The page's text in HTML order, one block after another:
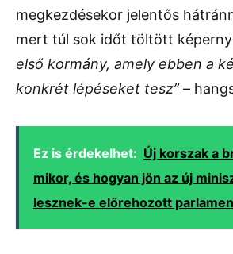
megkezdésekor jelentős
mert túl sok időt töltött
első kormány, amely ebben a
konkrét lépéseket tesz”–
Ez is érdekelhet: Új korszak a
mikor, és hogyan jön az új
lesznek-e előrehozott